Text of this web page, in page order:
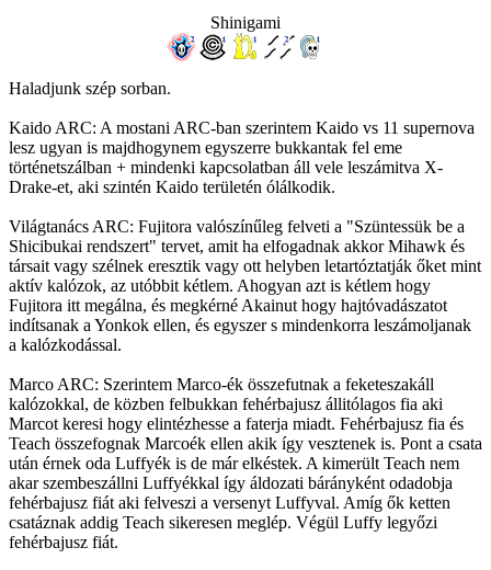
Shinigami
Haladjunk szép sorban.
Kaido ARC: A mostani ARC-ban szerintem Kaido vs 11 supernova
lesz ugyan is majdhogynem egyszerre bukkantak fel eme
történetszálban + mindenki kapcsolatban áll vele leszámitva X-
Drake-et, aki szintén Kaido területén ólálkodik.
Világtanács ARC: Fujitora valószínűleg felveti a "Szüntessük be a
Shicibukai rendszert" tervet, amit ha elfogadnak akkor Mihawk és
társait vagy szélnek eresztik vagy ott helyben letartóztatják őket mint
aktív kalózok, az utóbbit kétlem. Ahogyan azt is kétlem hogy
Fujitora itt megálna, és megkérné Akainut hogy hajtóvadászatot
indítsanak a Yonkok ellen, és egyszer s mindenkorra leszámoljanak
a kalózkodással.
Marco ARC: Szerintem Marco-ék összefutnak a feketeszakáll
kalózokkal, de közben felbukkan fehérbajusz állitólagos fia aki
Marcot keresi hogy elintézhesse a faterja miadt. Fehérbajusz fia és
Teach összefognak Marcoék ellen akik így vesztenek is. Pont a csata
után érnek oda Luffyék is de már elkéstek. A kimerült Teach nem
akar szembeszállni Luffyékkal így áldozati bárányként odadobja
fehérbajusz fiát aki felveszi a versenyt Luffyval. Amíg ők ketten
csatáznak addig Teach sikeresen meglép. Végül Luffy legyőzi
fehérbajusz fiát.